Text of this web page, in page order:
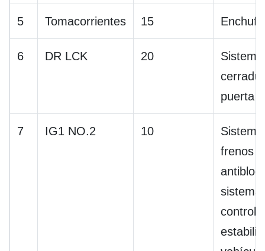
5 Tomacorrientes 15
6 DR LCK 20
puerta
7 IG1 NO.2 10
frenos
sistema
control